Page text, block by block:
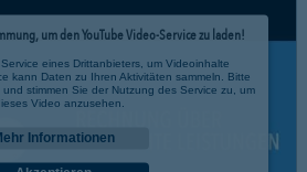
um den YouTube Video-Service zu laden!
eines Drittanbieters, um Videoinhalte
kann Daten zu Ihren Aktivitäten sammeln. Bitte
stimmen Sie der Nutzung des Service zu, um
Video anzusehen.
Informationen